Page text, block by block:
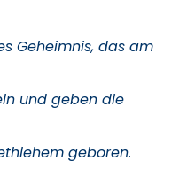
Geheimnis, das am
und geben die
geboren.